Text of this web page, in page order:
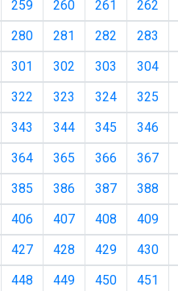
259 260 261 262
280 281 282 283
301 302 303 304
322 323 324 325
343 344 345 346
364 365 366 367
385 386 387 388
406 407 408 409
427 428 429 430
448 449 450 451